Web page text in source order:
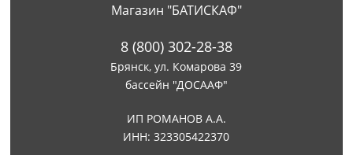
Магазин "БАТИСКАФ"
8 (800) 302-28-38
Брянск, ул. Комарова 39
бассейн "ДОСААФ"
ИП РОМАНОВ А.А.
ИНН: 323305422370